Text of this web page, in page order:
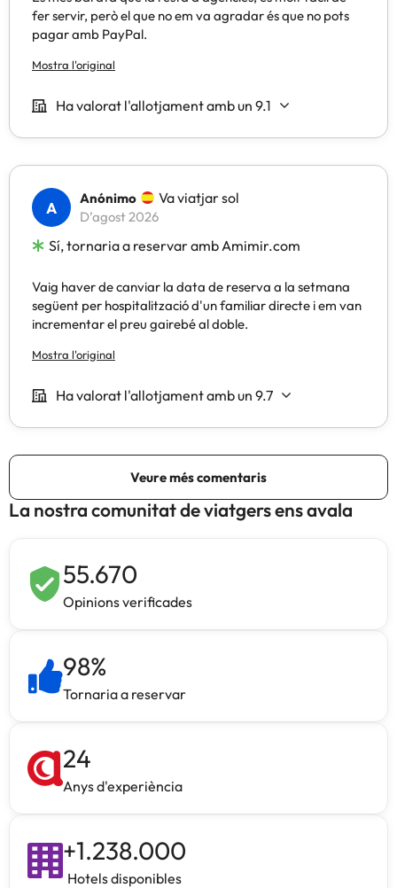
La nostra comunitat de viatgers ens avala
55.670
Opinions verificades
98%
Tornaria a reservar
24
Anys d'experiència
+1.238.000
Hotels disponibles